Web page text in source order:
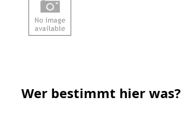
Wer bestimmt hier was?